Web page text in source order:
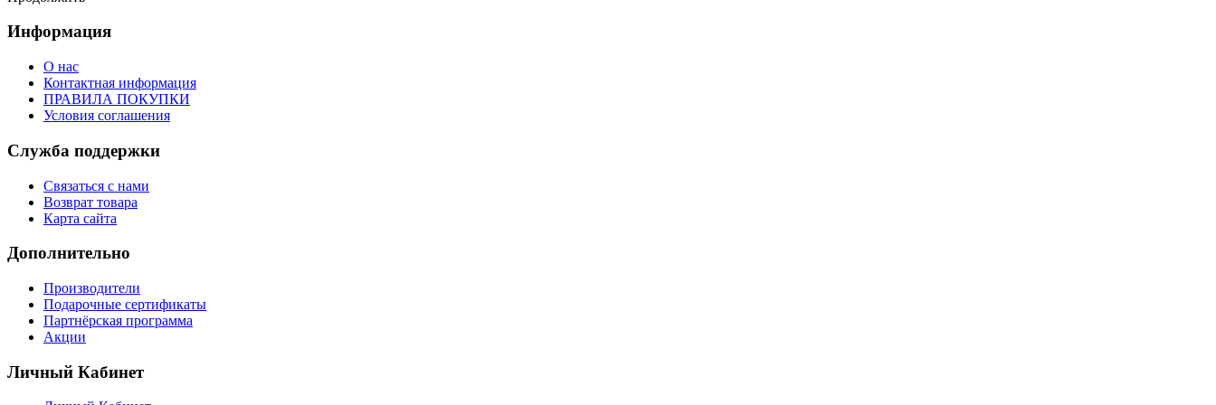
Информация
О нас
Контактная информация
ПРАВИЛА ПОКУПКИ
Условия соглашения
Служба поддержки
Связаться с нами
Возврат товара
Карта сайта
Дополнительно
Производители
Подарочные сертификаты
Партнёрская программа
Акции
Личный Кабинет